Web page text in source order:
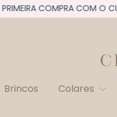
COMPRA COM O CUPOM
Brincos Colares